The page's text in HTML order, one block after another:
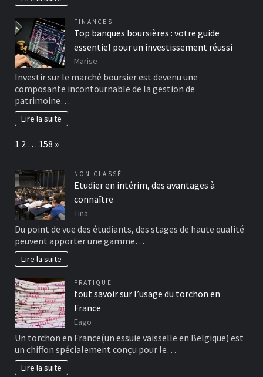
FINANCES
Top banques boursières : votre guide
essentiel pour un investissement réussi
Marise
Investir sur le marché boursier est devenu une
composante incontournable de la gestion de
patrimoine…
Lire la suite
Page:
1 2 … 158 Next
»
NON CLASSÉ
Etudier en intérim, des avantages à
connaître
Tina
Du point de vue des étudiants, des stages de haute qualité
peuvent apporter une gamme…
Lire la suite
PRATIQUE
tout savoir sur l’usage du torchon en
France
Eago
Un torchon en France(un essuie vaisselle en Belgique) est
un chiffon spécialement conçu pour le…
Lire la suite